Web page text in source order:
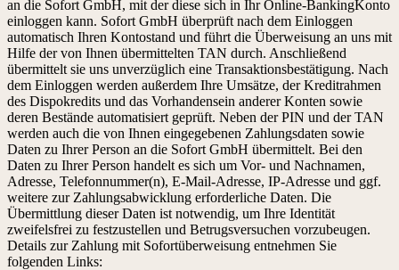
an die Sofort GmbH, mit der diese sich in Ihr Online-BankingKonto
einloggen kann. Sofort GmbH überprüft nach dem Einloggen
automatisch Ihren Kontostand und führt die Überweisung an uns mit
Hilfe der von Ihnen übermittelten TAN durch. Anschließend
übermittelt sie uns unverzüglich eine Transaktionsbestätigung. Nach
dem Einloggen werden außerdem Ihre Umsätze, der Kreditrahmen
des Dispokredits und das Vorhandensein anderer Konten sowie
deren Bestände automatisiert geprüft. Neben der PIN und der TAN
werden auch die von Ihnen eingegebenen Zahlungsdaten sowie
Daten zu Ihrer Person an die Sofort GmbH übermittelt. Bei den
Daten zu Ihrer Person handelt es sich um Vor- und Nachnamen,
Adresse, Telefonnummer(n), E-Mail-Adresse, IP-Adresse und ggf.
weitere zur Zahlungsabwicklung erforderliche Daten. Die
Übermittlung dieser Daten ist notwendig, um Ihre Identität
zweifelsfrei zu festzustellen und Betrugsversuchen vorzubeugen.
Details zur Zahlung mit Sofortüberweisung entnehmen Sie
folgenden Links: